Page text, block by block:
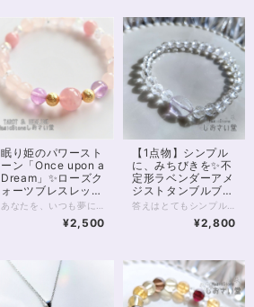
眠り姫のパワースト
ーン「Once upon a
Dream」✨ローズク
ォーツブレスレット
16cm
¥2,500
【1点物】シンプル
に、みちびきを✨不
定形ラベンダーアメ
ジストタンブルブレ
スレット15cm
¥2,800